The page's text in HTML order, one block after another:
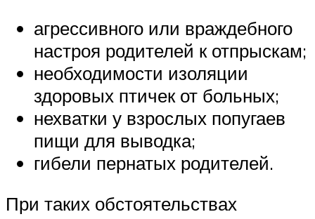
агрессивного или враждебного
настроя родителей к отпрыскам;
необходимости изоляции
здоровых птичек от больных;
нехватки у взрослых попугаев
пищи для выводка;
гибели пернатых родителей.
При таких обстоятельствах